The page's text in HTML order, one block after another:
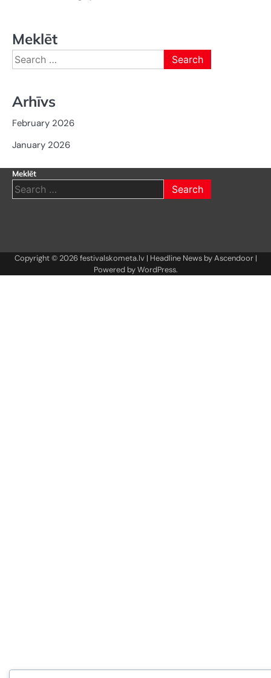
Meklēt
Search
for:
Arhīvs
February 2026
January 2026
Meklēt
Search
for:
Copyright © 2026festivalskometa.lv| Headline News byAscendoor|
Powered byWordPress.